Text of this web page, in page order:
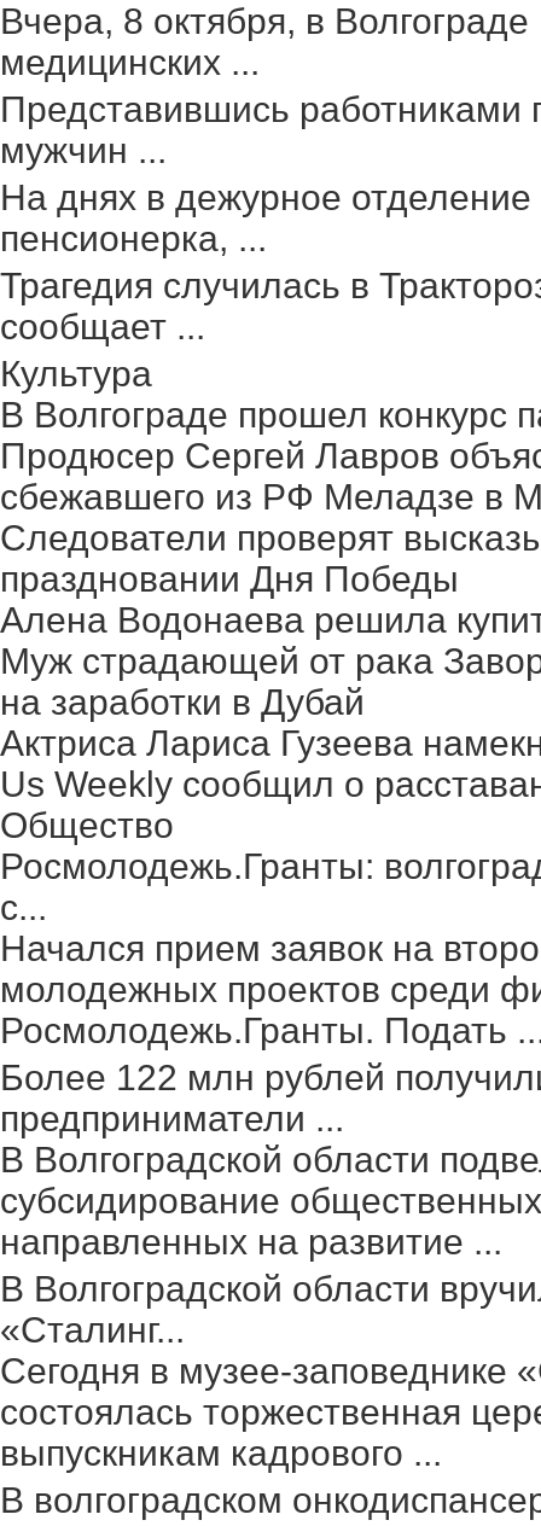
Вчера, 8 октября, в
медицинских ...
Представившись работниками
мужчин ...
На днях в дежурное
пенсионерка, ...
Трагедия случилась в
сообщает ...
Культура
В Волгограде прошел конкурс
Продюсер Сергей Лавров
сбежавшего из РФ Меладзе в
Следователи проверят
праздновании Дня Победы
Алена Водонаева решила
Муж страдающей от рака
на заработки в Дубай
Актриса Лариса Гузеева
Us Weekly сообщил о
Общество
Росмолодежь.Гранты:
с...
Начался прием заявок на
молодежных проектов среди
Росмолодежь.Гранты. Подать
Более 122 млн рублей
предприниматели ...
В Волгоградской области
субсидирование
направленных на развитие ...
В Волгоградской области
«Сталинг...
Сегодня в музее-заповеднике
состоялась торжественная
выпускникам кадрового ...
В волгоградском